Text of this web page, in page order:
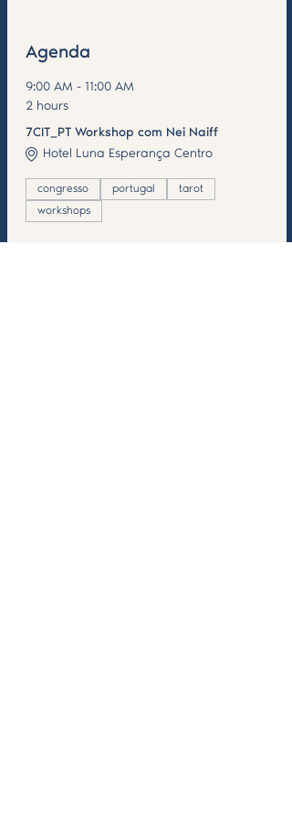
Agenda
9:00 AM - 11:00 AM
2 hours
7CIT_PT Workshop com Nei Naiff
Hotel Luna Esperança Centro
congresso portugal
tarot
workshops